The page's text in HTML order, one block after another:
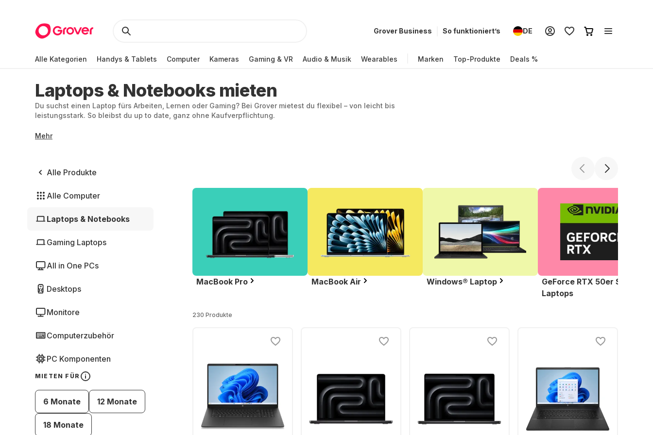
Grover Business So funktioniert’s DE
Alle Kategorien Handys & Tablets Computer Kameras Gaming & VR Audio & Musik Wearables Marken Top-Produkte Deals %
Laptops & Notebooks mieten
Du suchst einen Laptop fürs Arbeiten, Lernen oder Gaming? Bei Grover mietest du flexibel – von leicht bis
leistungsstark. So bleibst du up to date, ganz ohne Kaufverpflichtung.
Mehr
Alle Produkte
Alle Computer
Laptops & Notebooks
Gaming Laptops
All in One PCs
Desktops
Monitore
Computerzubehör
PC Komponenten
MIETEN FÜR
6 Monate 12 Monate
18 Monate
MacBook Pro MacBook Air Windows® Laptop
GeForce RTX 50er Serie
Laptops
230 Produkte